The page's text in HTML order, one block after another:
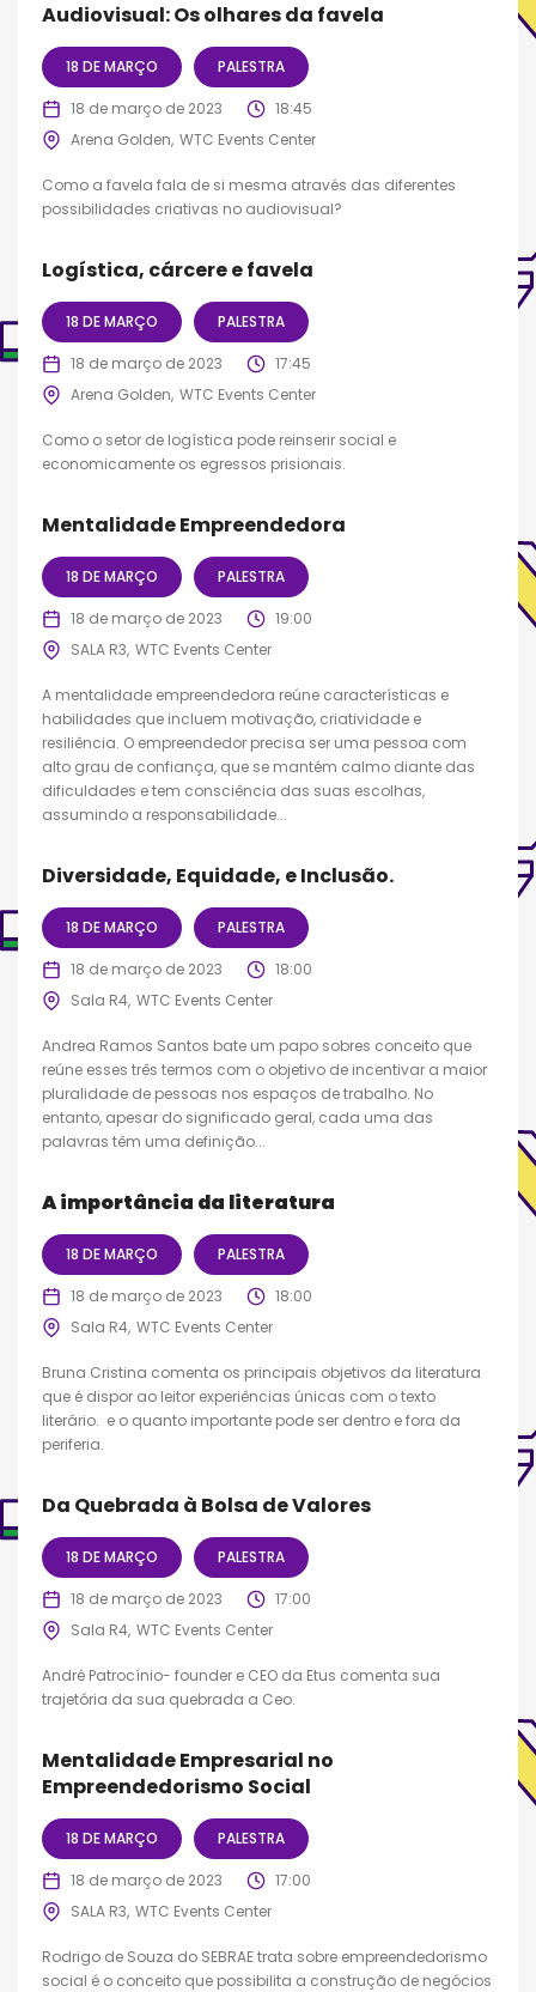
Audiovisual: Os olhares da favela
18 DE MARÇO PALESTRA
18 de março de 2023
18:45
Arena Golden WTC Events Center
Como a favela fala de si mesma através das diferentes
possibilidades criativas no audiovisual?
Logística, cárcere e favela
18 DE MARÇO PALESTRA
18 de março de 2023
17:45
Arena Golden WTC Events Center
Como o setor de logística pode reinserir social e
economicamente os egressos prisionais.
Mentalidade Empreendedora
18 DE MARÇO PALESTRA
18 de março de 2023
19:00
SALA R3 WTC Events Center
A mentalidade empreendedora reúne características e
habilidades que incluem motivação, criatividade e
resiliência. O empreendedor precisa ser uma pessoa com
alto grau de confiança, que se mantém calmo diante das
dificuldades e tem consciência das suas escolhas,
assumindo a responsabilidade...
Diversidade, Equidade, e Inclusão.
18 DE MARÇO PALESTRA
18 de março de 2023
18:00
Sala R4 WTC Events Center
Andrea Ramos Santos bate um papo sobres conceito que
reúne esses três termos com o objetivo de incentivar a maior
pluralidade de pessoas nos espaços de trabalho. No
entanto, apesar do significado geral, cada uma das
palavras têm uma definição...
A importância da literatura
18 DE MARÇO PALESTRA
18 de março de 2023
18:00
Sala R4 WTC Events Center
Bruna Cristina comenta os principais objetivos da literatura
que é dispor ao leitor experiências únicas com o texto
literário. e o quanto importante pode ser dentro e fora da
periferia.
Da Quebrada à Bolsa de Valores
18 DE MARÇO PALESTRA
18 de março de 2023
17:00
Sala R4 WTC Events Center
André Patrocínio- founder e CEO da Etus comenta sua
trajetória da sua quebrada a Ceo.
Mentalidade Empresarial no
Empreendedorismo Social
18 DE MARÇO PALESTRA
18 de março de 2023
17:00
SALA R3 WTC Events Center
Rodrigo de Souza do SEBRAE trata sobre empreendedorismo
social é o conceito que possibilita a construção de negócios